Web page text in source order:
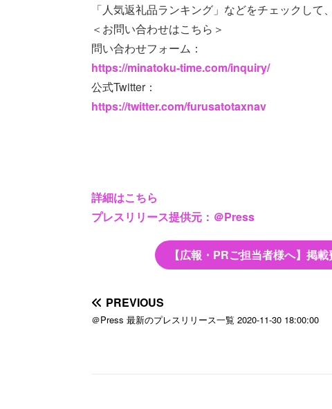
「人気返礼品ランキング」などをチェックして
＜お問い合わせはこちら＞
問い合わせフォーム：
https://minatoku-time.com/inquiry/
公式Twitter：
https://twitter.com/furusatotaxnav
詳細はこちら
プレスリリース提供元：＠Press
【広報・PRご担当者様へ】掲
PREVIOUS
＠Press 最新のプレスリリース一覧 2020-11-30 18:00:00